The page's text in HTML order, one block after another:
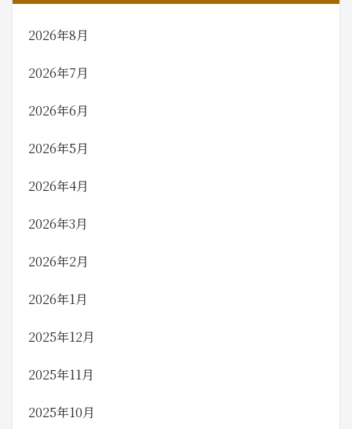
2026年8月
2026年7月
2026年6月
2026年5月
2026年4月
2026年3月
2026年2月
2026年1月
2025年12月
2025年11月
2025年10月